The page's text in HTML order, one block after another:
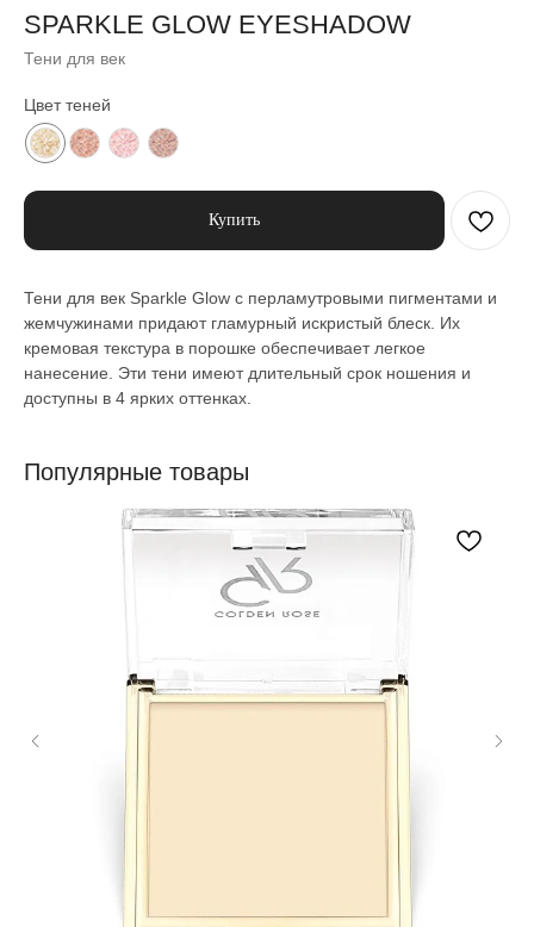
SPARKLE GLOW EYESHADOW
Тени для век
Цвет теней
Купить
Тени для век Sparkle Glow с перламутровыми пигментами и
жемчужинами придают гламурный искристый блеск. Их
кремовая текстура в порошке обеспечивает легкое
нанесение. Эти тени имеют длительный срок ношения и
доступны в 4 ярких оттенках.
Популярные товары